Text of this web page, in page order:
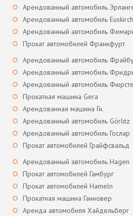
Арендованный автомобиль
Арендованный автомобиль
Арендованный автомобиль
Прокат автомобилей Франкфурт
Арендованный автомобиль
Арендованный автомобиль
Арендованный автомобиль
Прокатная машина Gera
Арендованная машина Ги.
Арендованный автомобиль Görlitz
Арендованный автомобиль Гослар
Прокат автомобилей Грайфсвальд
Арендованный автомобиль Hagen
Прокат автомобилей Гамбург
Прокат автомобилей Hameln
Прокатная машина Ганновер
Аренда автомобиля Хайдельберг